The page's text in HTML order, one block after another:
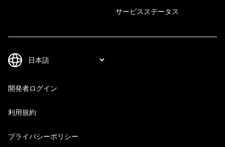
サービスステータス
開発者ログイン
利用規約
プライバシーポリシー